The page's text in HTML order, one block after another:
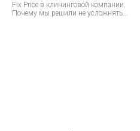
Fix Price в клининговой компании.
Почему мы решили не усложнять...